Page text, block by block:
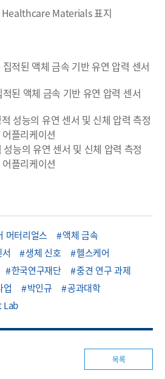
적된 액체 금속 기반 유연 압력 센서
성능의 유연 센서 및 신체 압력 측정
어플리케이션
머터리얼스
액체 금속
생체 신호
헬스케어
한국연구재단
중견 연구 과제
업
박인규
공과대학
Lab
목록